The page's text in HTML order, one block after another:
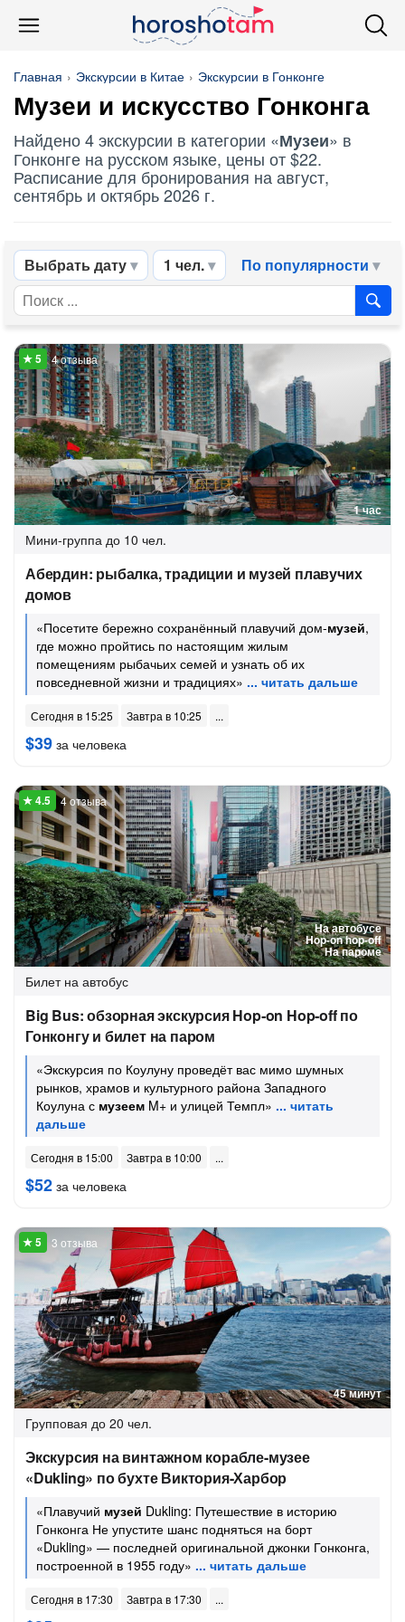
Главная Экскурсии в Китае Экскурсии в Гонконге
Музеи и искусство Гонконга
Найдено 4 экскурсии в категории «Музеи» в
Гонконге на русском языке, цены от $22.
Расписание для бронирования на август,
сентябрь и октябрь 2026 г.
Выбрать дату 1 чел. По популярности
1 час
4 отзыва
Мини-группа до 10 чел.
Абердин: рыбалка, традиции и музей плавучих
домов
«Посетите бережно сохранённый плавучий дом-музей,
где можно пройтись по настоящим жилым
помещениям рыбачьих семей и узнать об их
повседневной жизни и традициях»
Сегодня в 15:25 Завтра в 10:25
$39 за человека
На автобусе
Hop-on hop-off
На пароме
4 отзыва
Билет на автобус
Big Bus: обзорная экскурсия Hop‑on Hop‑off по
Гонконгу и билет на паром
«Экскурсия по Коулуну проведёт вас мимо шумных
рынков, храмов и культурного района Западного
Коулуна с музеем M+ и улицей Темпл»
Сегодня в 15:00 Завтра в 10:00
$52 за человека
45 минут
3 отзыва
Групповая до 20 чел.
Экскурсия на винтажном корабле-музее
«Dukling» по бухте Виктория-Харбор
«Плавучий музей Dukling: Путешествие в историю
Гонконга Не упустите шанс подняться на борт
«Dukling» — последней оригинальной джонки Гонконга,
построенной в 1955 году»
Сегодня в 17:30 Завтра в 17:30